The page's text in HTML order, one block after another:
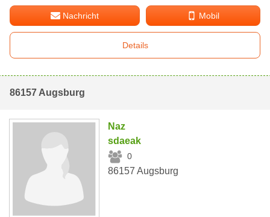
Nachricht Mobil
Details
86157 Augsburg
Naz
sdaeak
0
86157 Augsburg